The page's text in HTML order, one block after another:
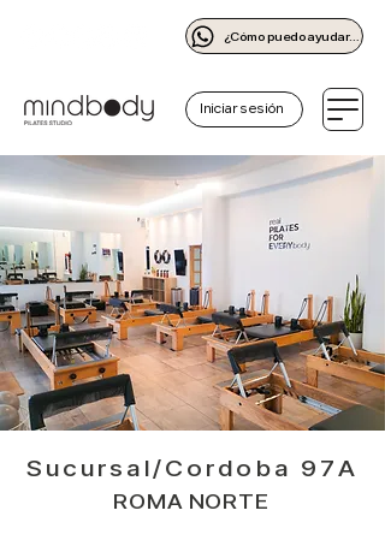
¿Cómo puedo ayudarte?
Iniciar sesión
Sucursal/Cordoba 97A
ROMA NORTE